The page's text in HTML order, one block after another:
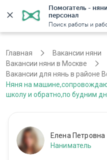
Помогатель -
персонал
Поиск работы и
Главная
Вакансии няни
Вакансии няни в Москве
Вакансии для нянь в районе
Няня на
школу и обратно,по будним
Елена Петровна
Наниматель